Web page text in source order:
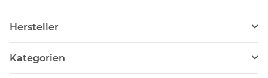
Hersteller
Kategorien